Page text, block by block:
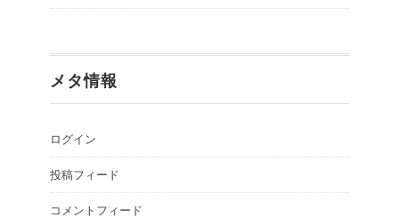
メタ情報
ログイン
投稿フィード
コメントフィード